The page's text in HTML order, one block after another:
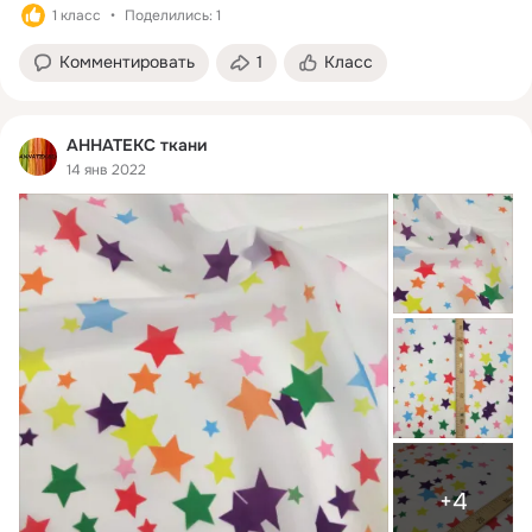
1 класс Поделились: 1
Комментировать 1 Класс
АННАТЕКС ткани
14 янв 2022
+4